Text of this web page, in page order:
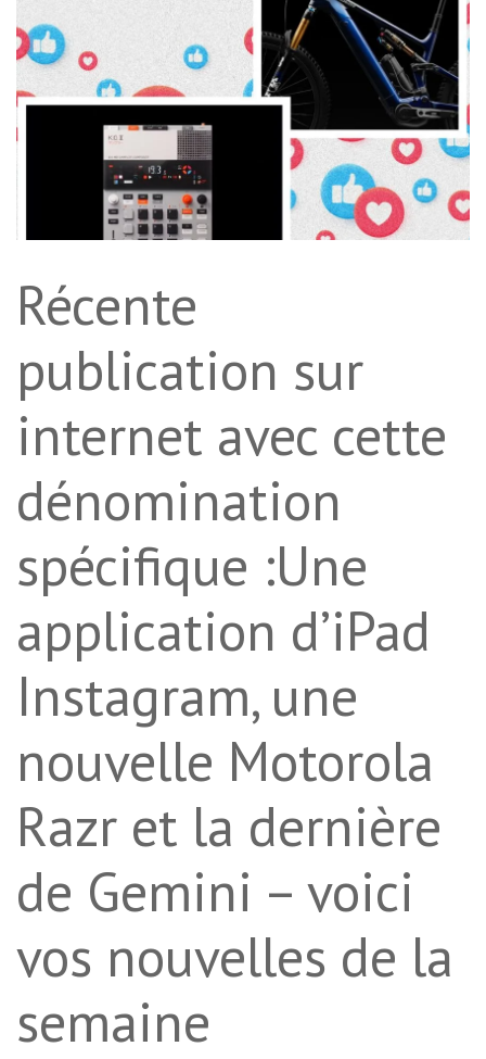
Récente
publication sur
internet avec cette
dénomination
spécifique :Une
application d’iPad
Instagram, une
nouvelle Motorola
Razr et la dernière
de Gemini – voici
vos nouvelles de la
semaine